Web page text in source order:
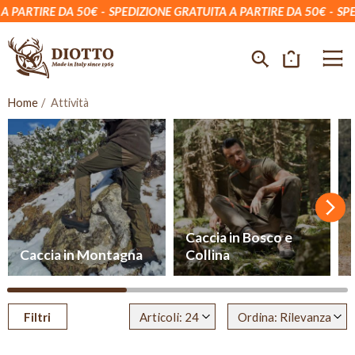
DA 50€ SPEDIZIONE GRATUITA A PARTIRE DA 50€
Home Attività
Caccia in Montagna
Caccia in Bosco e
Collina
Filtri Articoli: 24 Ordina: Rilevanza